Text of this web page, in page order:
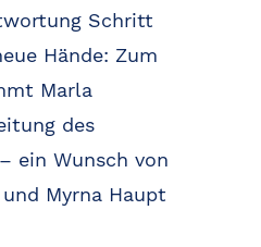
Schritt
Hände: Zum
Marla
des
ein Wunsch von
Myrna Haupt